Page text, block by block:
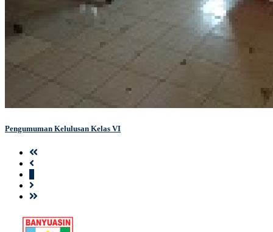
Pengumuman Kelulusan Kelas VI